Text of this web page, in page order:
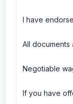
I have
All documents
Negotiable
If you have